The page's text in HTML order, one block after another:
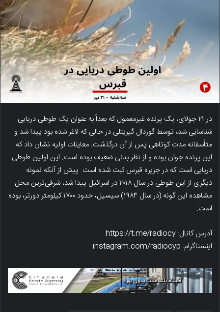
در ۲۱ جولای، یک پرنده غیرمعمول که بعداً به عنوان یک طوطی دریایی
شناسایی شد، توسط گوردال گیریتلی در حالی که لاغر شده بود پیدا شد و
متأسفانه مدت کوتاهی پس از آن درگذشت. معاینات اولیه نشان داد که
این پرنده جوان بوده و از نظر بدنی ضعیف بوده است. این اولین طوطی
دریایی است که در جزیره قبرس ثبت شده است. پیش از آنکه نمونه
دیگری از این طوطی در سال ۲۰۱۸ در اسرائیل پیدا شد، شرقی‌ترین محل
مشاهده این گونه (در سال ۱۹۸۴) سیسیل، حدود ۱۷۰۰ کیلومتر دورتر، بوده
است.
آدرس کانال: https://t.me/radiocy
اینستاگرام: instagram.com/radiocyp